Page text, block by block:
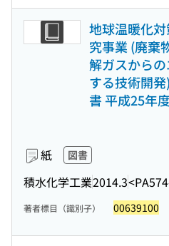
地球温暖化
究事業 (廃棄
解ガスから
する技術開
書 平成25年度
紙 図書
積水化学工業2014.3
著者標目（識別子） 00639100